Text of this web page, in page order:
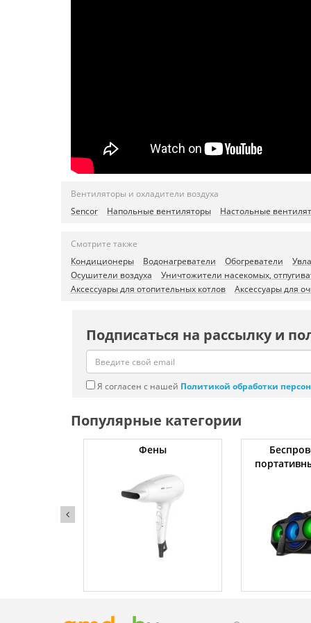
Вентиляторы и охладители воздуха
Sencor
Напольные вентиляторы Настольные
Смотрите также
Кондиционеры
Водонагреватели Обогреватели
Осушители воздуха
Уничтожители насекомых,
Аксессуары для отопительных котлов
Аксессуары для
Подписаться на рассылку и
Я согласен с нашей Политикой обработки
Популярные категории
Фены